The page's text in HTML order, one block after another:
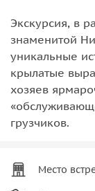
Экскурсия, в
знаменитой
уникальные
крылатые
хозяев
грузчиков.
Место